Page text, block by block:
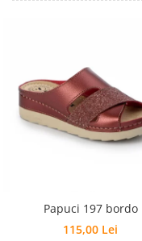
Dr. Feet
Papuci 197 bordo
115,00 Lei